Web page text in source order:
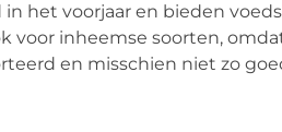
het voorjaar en bieden
voor inheemse soorten,
en misschien niet zo